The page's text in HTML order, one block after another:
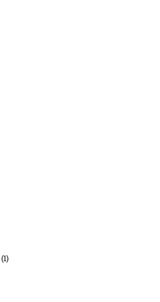
(1)